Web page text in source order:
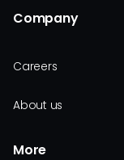
Company
Careers
About us
More